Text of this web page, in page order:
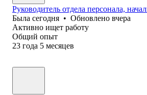
Руководитель отдела персонала,
Была сегодня • Обновлено вчера
Активно ищет работу
Общий опыт
23 года 5 месяцев